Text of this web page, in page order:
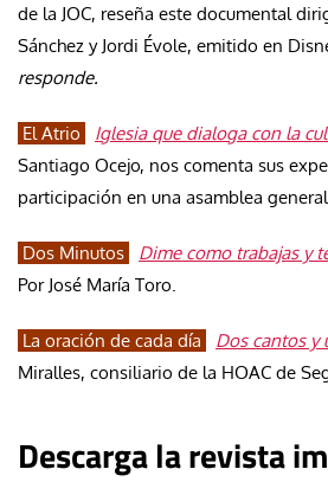
de la JOC, reseña este documental
Sánchez y Jordi Évole, emitido en
responde.
El Atrio Iglesia que dialoga con la
Santiago Ocejo, nos comenta sus
participación en una asamblea
Dos Minutos Dime como trabajas y
Por José María Toro.
La oración de cada día Dos cantos y
Miralles, consiliario de la HOAC de
Descarga la revista